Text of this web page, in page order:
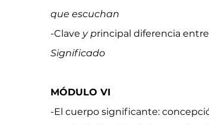
que escuchan
-Clave y principal diferencia
Significado
MÓDULO VI
-El cuerpo significante: